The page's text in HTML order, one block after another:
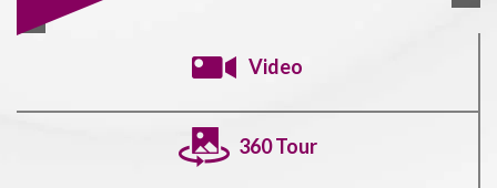
Video
360 Tour